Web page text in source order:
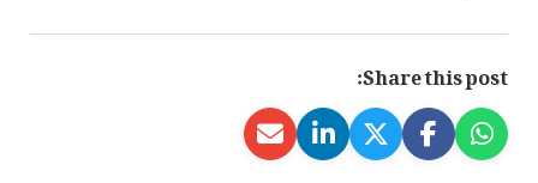
Share this post: